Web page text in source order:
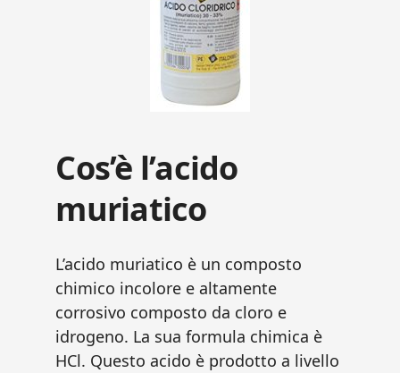
Cos’è l’acido
muriatico
L’acido muriatico è un composto
chimico incolore e altamente
corrosivo composto da cloro e
idrogeno. La sua formula chimica è
HCl. Questo acido è prodotto a livello